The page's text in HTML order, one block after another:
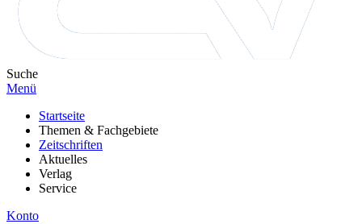
Suche
Menü
Startseite
Themen & Fachgebiete
Zeitschriften
Aktuelles
Verlag
Service
Konto